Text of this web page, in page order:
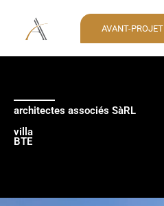
AVANT-PROJET
architectes associés SàRL
villa
BTE